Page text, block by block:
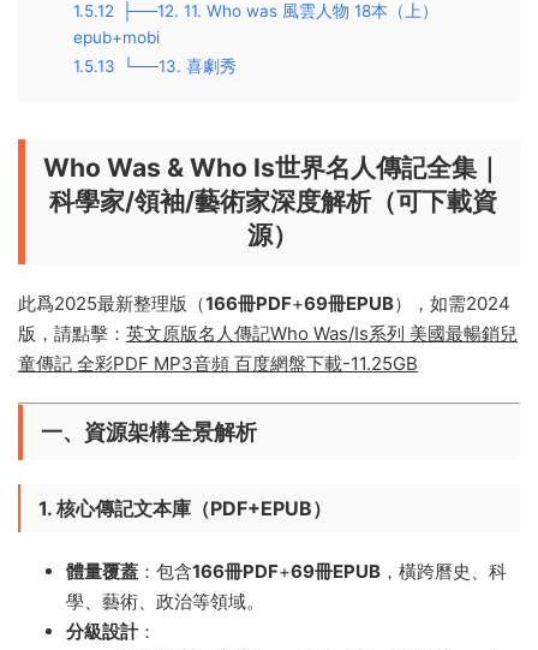
1.5.12
├──12. 11. Who was 風雲人物 18本（上）
epub+mobi
1.5.13
└──13. 喜劇秀
Who Was & Who Is世界名人傳記全集｜
科學家/領袖/藝術家深度解析（可下載資
源）
此爲2025最新整理版（166冊PDF​+​69冊EPUB），如需2024
版，請點擊： 英文原版名人傳記Who Was/Is系列 美國最暢銷兒
童傳記 全彩PDF MP3音頻 百度網盤下載-11.25GB
一、資源架構全景解析
1. 核心傳記文本庫（PDF+EPUB）​
體量覆蓋 ​：包含166冊PDF​+​69冊EPUB ，橫跨曆史、科
學、藝術、政治等領域。
分級設計​：